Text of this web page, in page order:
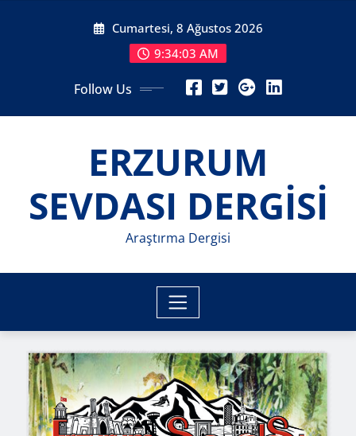
Cumartesi, 8 Ağustos 2026
9:34:04 AM
Follow Us
ERZURUM
SEVDASI DERGİSİ
Araştırma Dergisi